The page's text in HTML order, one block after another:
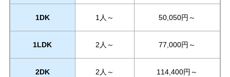
1DK 1人～ 50,050円～
1LDK 2人～ 77,000円～
2DK 2人～ 114,400円～